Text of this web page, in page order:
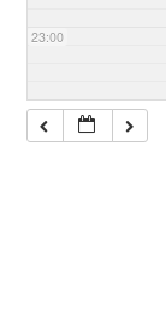
23:00